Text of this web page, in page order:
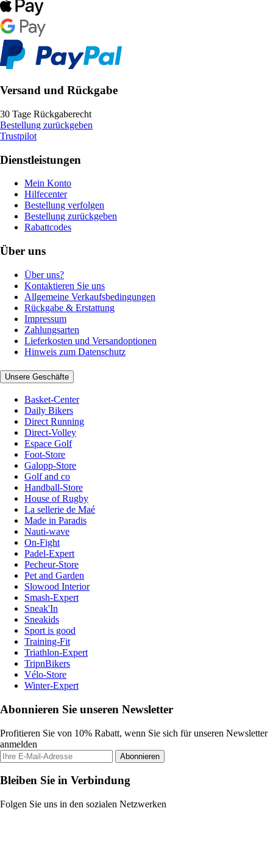
Versand und Rückgabe
30 Tage Rückgaberecht
Bestellung zurückgeben
Trustpilot
Dienstleistungen
Mein Konto
Hilfecenter
Bestellung verfolgen
Bestellung zurückgeben
Rabattcodes
Über uns
Über uns?
Kontaktieren Sie uns
Allgemeine Verkaufsbedingungen
Rückgabe & Erstattung
Impressum
Zahlungsarten
Lieferkosten und Versandoptionen
Hinweis zum Datenschutz
Unsere Geschäfte
Basket-Center
Daily Bikers
Direct Running
Direct-Volley
Espace Golf
Foot-Store
Galopp-Store
Golf and co
Handball-Store
House of Rugby
La sellerie de Maé
Made in Paradis
Nauti-wave
On-Fight
Padel-Expert
Pecheur-Store
Pet and Garden
Slowood Interior
Smash-Expert
Sneak'In
Sneakids
Sport is good
Training-Fit
Triathlon-Expert
TripnBikers
Vélo-Store
Winter-Expert
Abonnieren Sie unseren Newsletter
Profitieren Sie von 10% Rabatt, wenn Sie sich für unseren Newsletter
anmelden
Abonnieren
Bleiben Sie in Verbindung
Folgen Sie uns in den sozialen Netzwerken